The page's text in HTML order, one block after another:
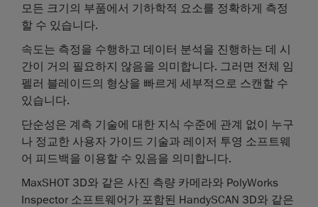
모든 크기의 부품에서 기하학적 요소를 정확하게 측정
할 수 있습니다.
속도는 측정을 수행하고 데이터 분석을 진행하는 데 시
간이 거의 필요하지 않음을 의미합니다. 그러면 전체 임
펠러 블레이드의 형상을 빠르게 세부적으로 스캔할 수
있습니다.
단순성은 계측 기술에 대한 지식 수준에 관계 없이 누구
나 정교한 사용자 가이드 기술과 레이저 투영 소프트웨
어 피드백을 이용할 수 있음을 의미합니다.
MaxSHOT 3D와 같은 사진 측량 카메라와 PolyWorks
Inspector 소프트웨어가 포함된 HandySCAN 3D와 같은